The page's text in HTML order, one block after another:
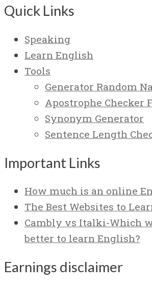
Quick Links
Speaking
Learn English
Tools
Generator Random
Apostrophe Checker
Synonym Generator
Sentence Length
Important Links
How much is an online
The Best Websites to
Cambly vs Italki-Which
better to learn English?
Earnings disclaimer